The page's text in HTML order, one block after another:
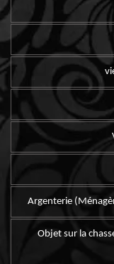
Argenterie
Objet sur la